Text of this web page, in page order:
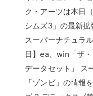
ク・アーツは本日
シムズ3」の最新
スーパーナチュラ
日】ea、win「ザ
データセット」 ス
「ゾンビ」の情報